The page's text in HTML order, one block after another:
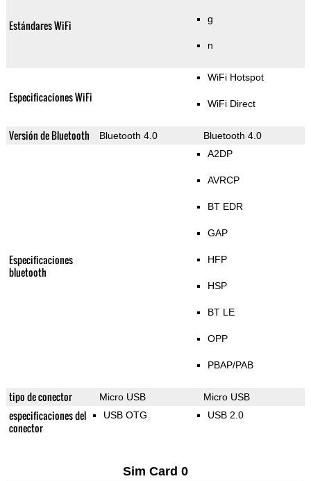
Estándares WiFi g
n
Especificaciones WiFi
WiFi Hotspot
WiFi Direct
Versión de Bluetooth Bluetooth 4.0 Bluetooth 4.0
Especificaciones
bluetooth
A2DP
AVRCP
BT EDR
GAP
HFP
HSP
BT LE
OPP
PBAP/PAB
tipo de conector Micro USB Micro USB
especificaciones del
conector
USB OTG USB 2.0
Sim Card 0